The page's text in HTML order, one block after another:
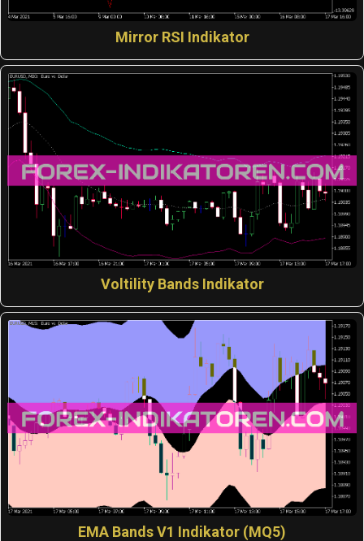
Mirror RSI Indikator
Voltility Bands Indikator
EMA Bands V1 Indikator (MQ5)